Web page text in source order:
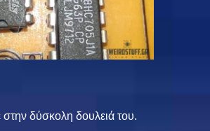
δύσκολη δουλειά του.